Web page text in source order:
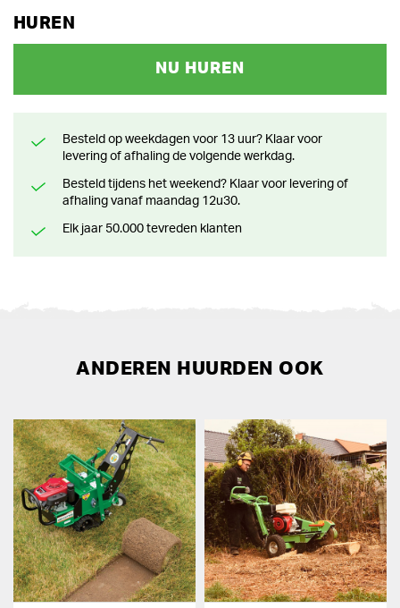
HUREN
NU HUREN
Besteld op weekdagen voor 13 uur? Klaar voor
levering of afhaling de volgende werkdag.
Besteld tijdens het weekend? Klaar voor levering of
afhaling vanaf maandag 12u30.
Elk jaar 50.000 tevreden klanten
ANDEREN HUURDEN OOK